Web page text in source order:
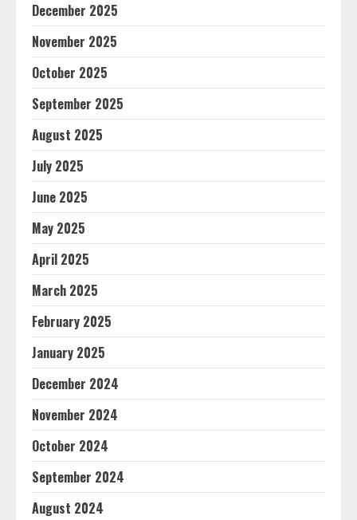
December 2025
November 2025
October 2025
September 2025
August 2025
July 2025
June 2025
May 2025
April 2025
March 2025
February 2025
January 2025
December 2024
November 2024
October 2024
September 2024
August 2024